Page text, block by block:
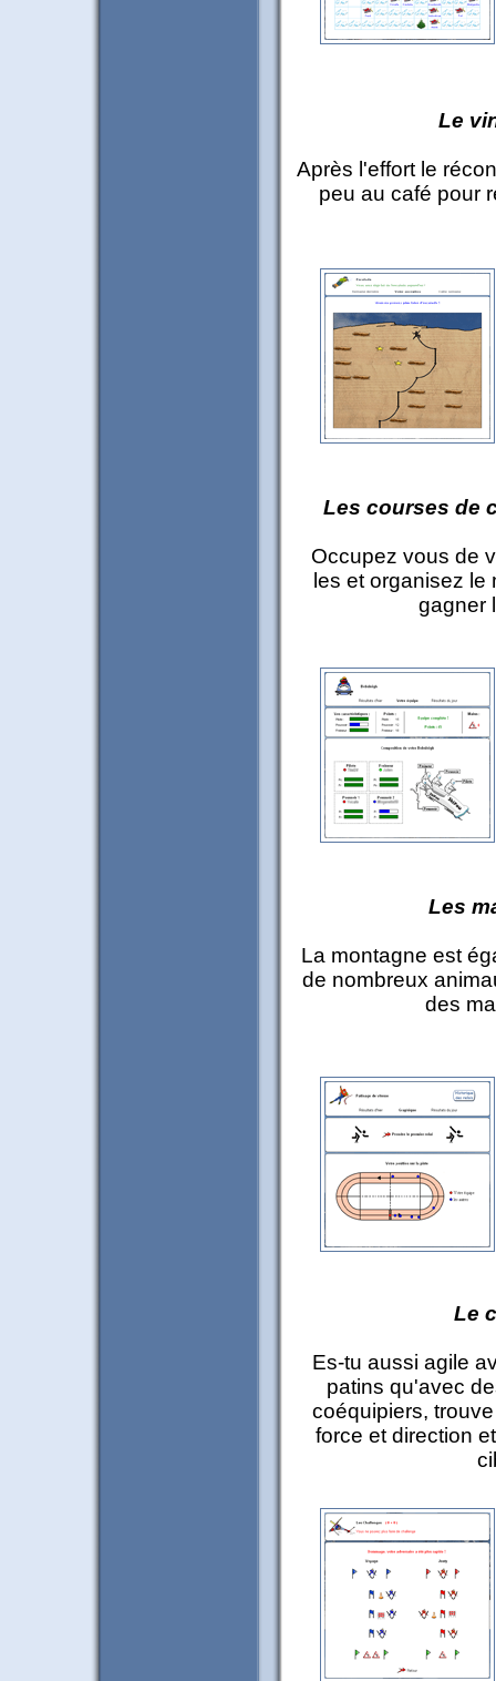
Le
Après l'effort le
peu au café pour
Les courses de
Occupez vous de
les et organisez le
gagner
Les
La montagne est
de nombreux
des
Le
Es-tu aussi agile
patins qu'avec
coéquipiers,
force et direction